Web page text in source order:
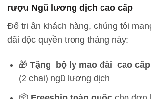
rượu Ngũ lương dịch cao cấp
Để tri ân khách hàng, chúng tôi
đãi độc quyền trong tháng này:
🎁Tặng bộ ly mao đài cao cấp
(2 chai) ngũ lương dịch